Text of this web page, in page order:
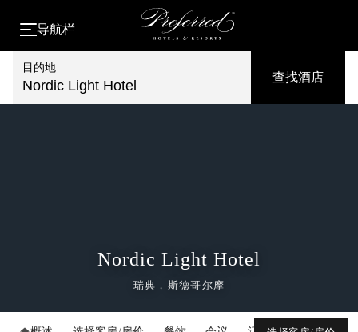
导航栏
目的地
Nordic Light Hotel
查找酒店
Nordic Light Hotel
瑞典，斯德哥尔摩